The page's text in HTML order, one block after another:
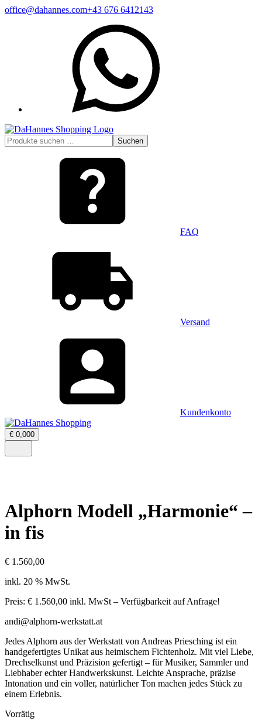
Zum
office@dahannes.com+43 676 6412143
Suchen
nach:
Suchen
FAQ
Versand
Kundenkonto
€ 0,000Warenkorb
öffnen
Menü
Alphorn Modell „Harmonie“ –
in fis
€ 1.560,00
inkl. 20 % MwSt.
Preis: € 1.560,00 inkl. MwSt – Verfügbarkeit auf Anfrage!
andi@alphorn-werkstatt.at
Jedes Alphorn aus der Werkstatt von Andreas Priesching ist ein
handgefertigtes Unikat aus heimischem Fichtenholz. Mit viel Liebe,
Drechselkunst und Präzision gefertigt – für Musiker, Sammler und
Liebhaber echter Handwerkskunst. Leichte Ansprache, präzise
Intonation und ein voller, natürlicher Ton machen jedes Stück zu
einem Erlebnis.
Vorrätig